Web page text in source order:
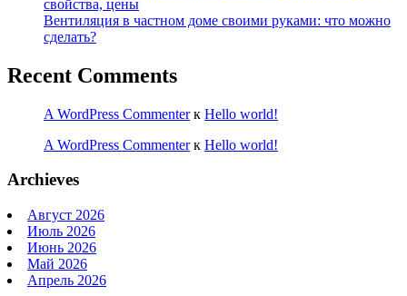
свойства, цены
Вентиляция в частном доме своими руками: что можно
сделать?
Recent Comments
A WordPress Commenterк Hello world!
A WordPress Commenterк Hello world!
Archieves
Август 2026
Июль 2026
Июнь 2026
Май 2026
Апрель 2026